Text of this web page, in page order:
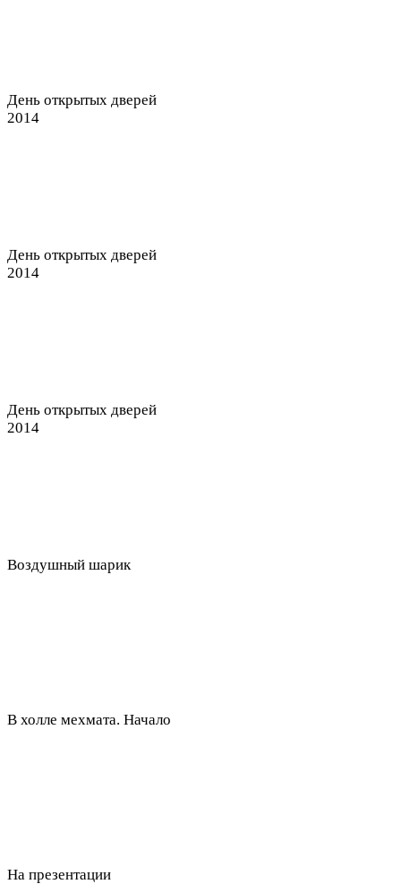
День открытых дверей
2014
День открытых дверей
2014
День открытых дверей
2014
Воздушный шарик
В холле мехмата. Начало
На презентации